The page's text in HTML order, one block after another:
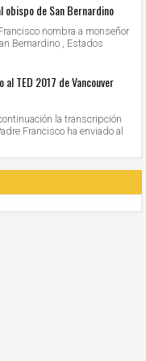
obispo de San Bernardino
nombra a monseñor
Bernardino , Estados
TED 2017 de Vancouver
la transcripción
Francisco ha enviado al